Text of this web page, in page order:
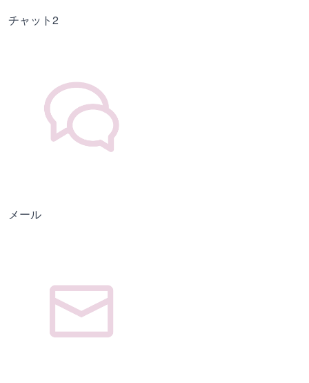
チャット2
メール